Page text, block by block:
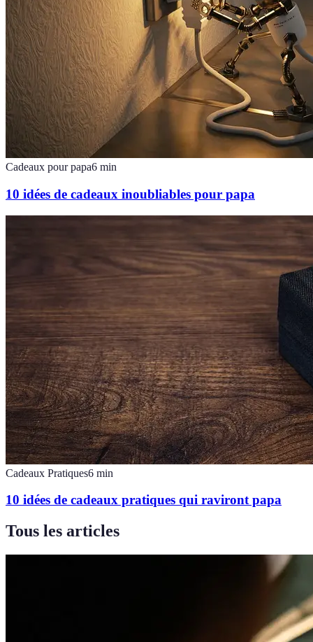
Cadeaux pour papa6 min
10 idées de cadeaux inoubliables pour papa
Cadeaux Pratiques6 min
10 idées de cadeaux pratiques qui raviront papa
Tous les articles